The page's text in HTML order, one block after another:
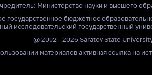
Министерство науки и высшего
государственное бюджетное
исследовательский государственный
@ 2002 - 2026 Saratov State
материалов активная ссылка на